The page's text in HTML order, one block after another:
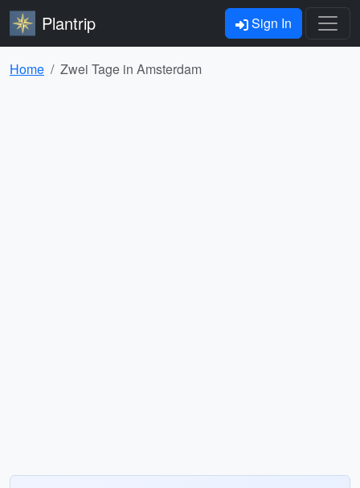
Plantrip Sign In
Home Zwei Tage in Amsterdam